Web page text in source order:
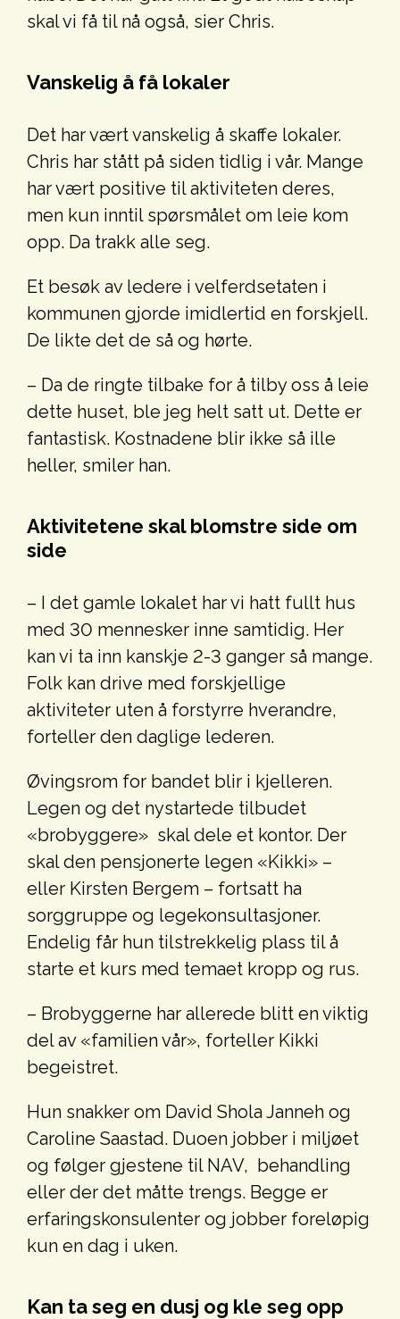
skal vi få til nå også, sier Chris.
Vanskelig å få lokaler
Det har vært vanskelig å skaffe lokaler.
Chris har stått på siden tidlig i vår. Mange
har vært positive til aktiviteten deres,
men kun inntil spørsmålet om leie kom
opp. Da trakk alle seg.
Et besøk av ledere i velferdsetaten i
kommunen gjorde imidlertid en forskjell.
De likte det de så og hørte.
– Da de ringte tilbake for å tilby oss å leie
dette huset, ble jeg helt satt ut. Dette er
fantastisk. Kostnadene blir ikke så ille
heller, smiler han.
Aktivitetene skal blomstre side om
side
– I det gamle lokalet har vi hatt fullt hus
med 30 mennesker inne samtidig. Her
kan vi ta inn kanskje 2-3 ganger så mange.
Folk kan drive med forskjellige
aktiviteter uten å forstyrre hverandre,
forteller den daglige lederen.
Øvingsrom for bandet blir i kjelleren.
Legen og det nystartede tilbudet
«brobyggere» skal dele et kontor. Der
skal den pensjonerte legen «Kikki» –
eller Kirsten Bergem – fortsatt ha
sorggruppe og legekonsultasjoner.
Endelig får hun tilstrekkelig plass til å
starte et kurs med temaet kropp og rus.
– Brobyggerne har allerede blitt en viktig
del av «familien vår», forteller Kikki
begeistret.
Hun snakker om David Shola Janneh og
Caroline Saastad. Duoen jobber i miljøet
og følger gjestene til NAV, behandling
eller der det måtte trengs. Begge er
erfaringskonsulenter og jobber foreløpig
kun en dag i uken.
Kan ta seg en dusj og kle seg opp